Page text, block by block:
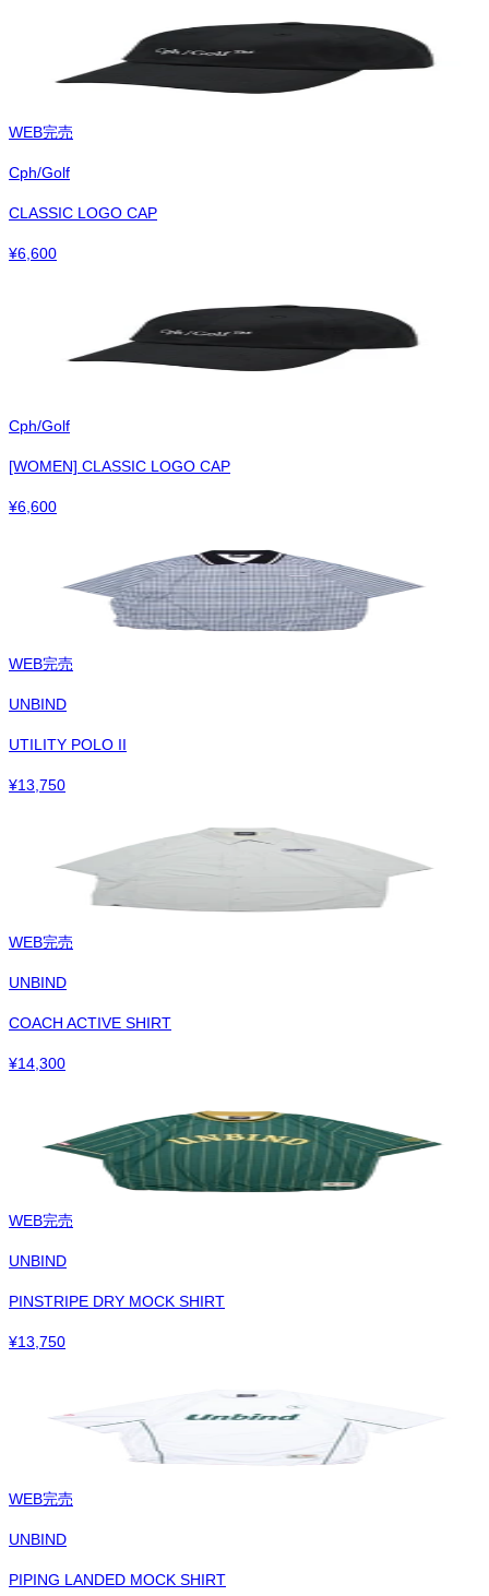
WEB完売
Cph/Golf
CLASSIC LOGO CAP
¥6,600
Cph/Golf
[WOMEN] CLASSIC LOGO CAP
¥6,600
WEB完売
UNBIND
UTILITY POLO II
¥13,750
WEB完売
UNBIND
COACH ACTIVE SHIRT
¥14,300
WEB完売
UNBIND
PINSTRIPE DRY MOCK SHIRT
¥13,750
WEB完売
UNBIND
PIPING LANDED MOCK SHIRT